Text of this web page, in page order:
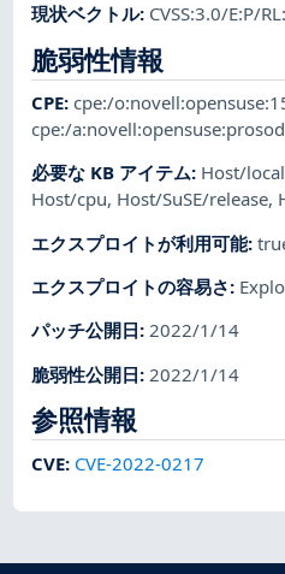
現状ベクトル: CVSS:3.0/E:P/
脆弱性情報
CPE:cpe:/
cpe:/
必要な KB アイテム: Host/
Host/cpu, Host/SuSE/release,
エクスプロイトが利用可能:
エクスプロイトの容易さ:
パッチ公開日:2022/1/14
脆弱性公開日: 2022/1/14
参照情報
CVE: CVE-2022-0217